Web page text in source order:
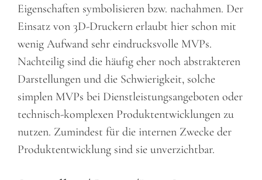
Eigenschaften symbolisieren bzw. nachahmen. Der
Einsatz von 3D-Druckern erlaubt hier schon mit
wenig Aufwand sehr eindrucksvolle MVPs.
Nachteilig sind die häufig eher noch abstrakteren
Darstellungen und die Schwierigkeit, solche
simplen MVPs bei Dienstleistungsangeboten oder
technisch-komplexen Produktentwicklungen zu
nutzen. Zumindest für die internen Zwecke der
Produktentwicklung sind sie unverzichtbar.